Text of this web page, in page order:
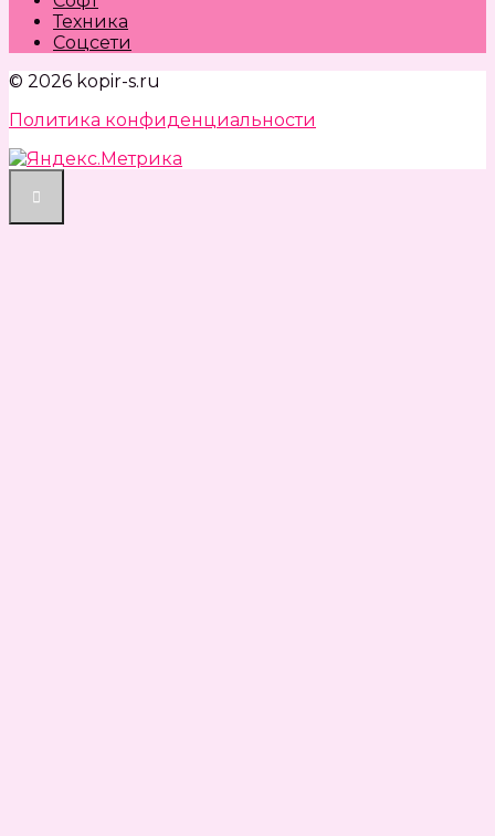
Техника
Соцсети
© 2026 kopir-s.ru
Политика конфиденциальности